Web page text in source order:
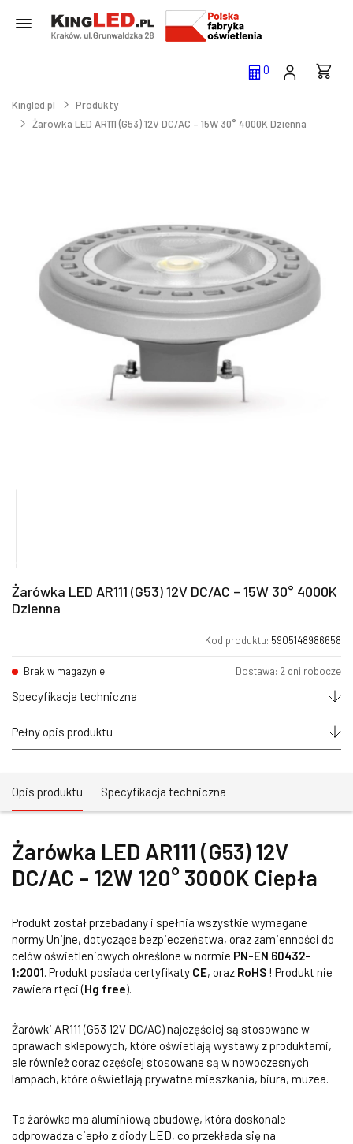
0
Kingled.pl
Produkty
Żarówka LED AR111 (G53) 12V DC/AC – 15W 30° 4000K Dzienna
Żarówka LED AR111 (G53) 12V DC/AC – 15W 30° 4000K
Dzienna
Kod produktu: 5905148986658
Brak w magazynie Dostawa: 2 dni robocze
Specyfikacja techniczna
Pełny opis produktu
Opis produktu Specyfikacja techniczna
Żarówka LED AR111 (G53) 12V
DC/AC – 12W 120° 3000K Ciepła
Produkt został przebadany i spełnia wszystkie wymagane
normy Unijne, dotyczące bezpieczeństwa, oraz zamienności do
celów oświetleniowych określone w normie PN-EN 60432-
1:2001. Produkt posiada certyfikaty CE, oraz RoHS ! Produkt nie
zawiera rtęci (Hg free).
Żarówki AR111 (G53 12V DC/AC) najczęściej są stosowane w
oprawach sklepowych, które oświetlają wystawy z produktami,
ale również coraz częściej stosowane są w nowoczesnych
lampach, które oświetlają prywatne mieszkania, biura, muzea.
Ta żarówka ma aluminiową obudowę, która doskonale
odprowadza ciepło z diody LED, co przekłada się na